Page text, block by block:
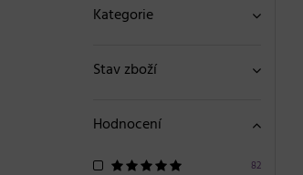
Kategorie
Stav zboží
Hodnocení
82